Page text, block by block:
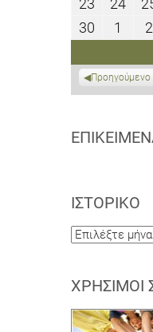
2019
23
2019
24
30 1 2
Προηγούμενο
ΙΣΤΟΡΙΚΌ
Ιστορικό
ΧΡΉΣΙΜΟΙ